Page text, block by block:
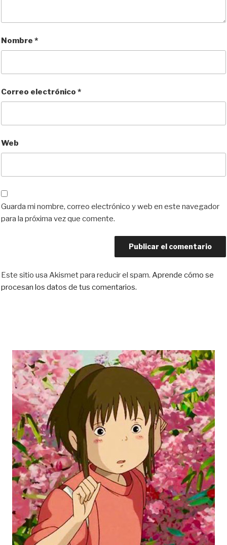
Nombre *
Correo electrónico *
Web
Guarda mi nombre, correo electrónico y web en este navegador
para la próxima vez que comente.
Este sitio usa Akismet para reducir el spam. Aprende cómo se
procesan los datos de tus comentarios.